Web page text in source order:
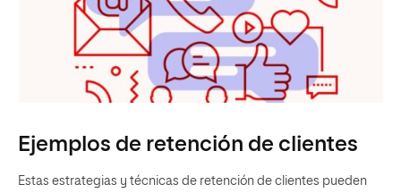
Ejemplos de retención de clientes
Estas estrategias y técnicas de retención de clientes pueden